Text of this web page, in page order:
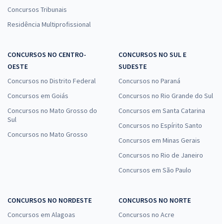
CNU 2025 - Concurso Nacional Unificado - Bloco 9 - Área:
Nível Intermediário - Regulação
IBGE - Instituto Brasileiro de Geografia e Estatística
(Temporário) - Agente de Pesquisas e Mapeamento
R$ 28,65
Economize R$ 85,96 (-20%)
Concursos Tribunais
Residência Multiprofissional
CONCURSOS NO CENTRO-
OESTE
Concursos no Distrito Federal
Concursos em Goiás
Concursos no Mato Grosso do
Sul
Concursos no Mato Grosso
CONCURSOS NO SUL E
SUDESTE
Concursos no Paraná
Concursos no Rio Grande do Sul
Concursos em Santa Catarina
Concursos no Espírito Santo
Concursos em Minas Gerais
Concursos no Rio de Janeiro
Concursos em São Paulo
CONCURSOS NO NORDESTE
Concursos em Alagoas
CONCURSOS NO NORTE
Concursos no Acre